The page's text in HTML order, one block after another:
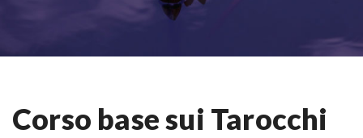
Corso base sui Tarocchi